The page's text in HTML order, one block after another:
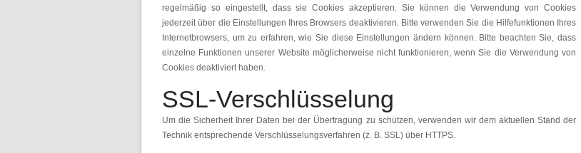
regelmäßig so eingestellt, dass sie Cookies akzeptieren. Sie können die Verwendung von Cookies
jederzeit über die Einstellungen Ihres Browsers deaktivieren. Bitte verwenden Sie die Hilfefunktionen Ihres
Internetbrowsers, um zu erfahren, wie Sie diese Einstellungen ändern können. Bitte beachten Sie, dass
einzelne Funktionen unserer Website möglicherweise nicht funktionieren, wenn Sie die Verwendung von
Cookies deaktiviert haben.
SSL-Verschlüsselung
Um die Sicherheit Ihrer Daten bei der Übertragung zu schützen, verwenden wir dem aktuellen Stand der
Technik entsprechende Verschlüsselungsverfahren (z. B. SSL) über HTTPS.